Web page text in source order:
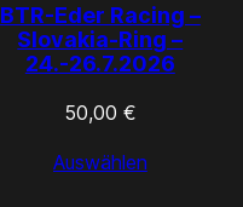
BTR-Eder Racing –
Slovakia-Ring –
24.-26.7.2026
50,00 €
Auswählen